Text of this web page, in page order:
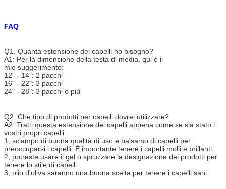
FAQ
Q1. Quanta estensione dei capelli ho bisogno?
A1: Per la dimensione della testa di media, qui è il
mio suggerimento:
12" - 14": 2 pacchi
16" - 22": 3 pacchi
24" - 28": 3 pacchi o più
Q2. Che tipo di prodotti per capelli dovrei utilizzare?
A2: Tratti questa estensione dei capelli appena come se sia stato i
vostri propri capelli.
1, sciampo di buona qualità di uso e balsamo di capelli per
preoccuparsi i capelli. È importante tenere i capelli molli e brillanti.
2, potreste usare il gel o spruzzare la designazione dei prodotti per
tenere lo stile di capelli.
3, olio d'oliva saranno una buona scelta per tenere i capelli sani.